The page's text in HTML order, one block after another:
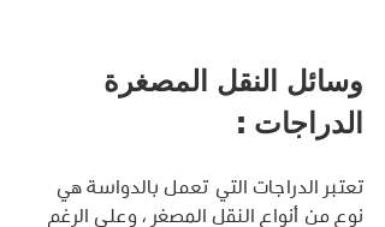
وسائل النقل المصغرة
الدراجات :
تعتبر الدراجات التي تعمل بالدواسة هي
نوع من أنواع النقل المصغر ، وعلى الرغم